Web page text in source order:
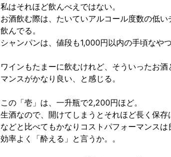
私はそれほど飲んべえではない。
お酒飲む際は、たいていアルコール度数の低
飲んでる。
シャンパンは、値段も1,000円以内の手頃なやつ
ワインもたまーに飲むけれど、そういったお
マンスがかなり良い、と感じる。
この「壱」は、一升瓶で2,200円ほど。
生酒なので、開けてしまうとそれほど長く保
などと比べてもかなりコストパフォーマンスは
効率よく「酔える」と言うか。。